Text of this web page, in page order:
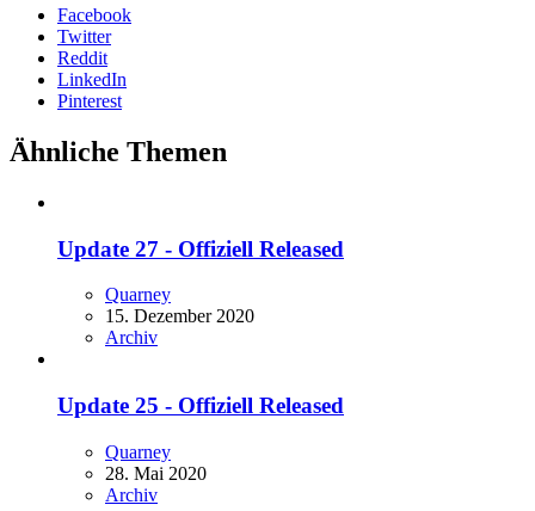
Facebook
Twitter
Reddit
LinkedIn
Pinterest
Ähnliche Themen
Update 27 - Offiziell Released
Quarney
15. Dezember 2020
Archiv
Update 25 - Offiziell Released
Quarney
28. Mai 2020
Archiv